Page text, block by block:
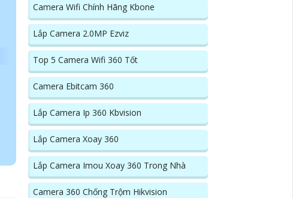
Camera Wifi Chính Hãng Kbone
Lắp Camera 2.0MP Ezviz
Top 5 Camera Wifi 360 Tốt
Camera Ebitcam 360
Lắp Camera Ip 360 Kbvision
Lắp Camera Xoay 360
Lắp Camera Imou Xoay 360 Trong Nhà
Camera 360 Chống Trộm Hikvision